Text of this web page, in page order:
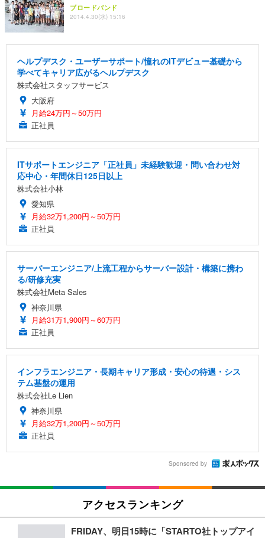
ブロードバンド
2014.4.30(水) 15:16
ヘルプデスク・ユーザーサポート/憧れのITデビュー基礎から
学べてキャリア広がるヘルプデスク
株式会社スタッフサービス
大阪府
月給24万円～50万円
正社員
ITサポートエンジニア「正社員」未経験歓迎・問い合わせ対
応中心・年間休日125日以上
株式会社小林
愛知県
月給32万1,200円～50万円
正社員
サーバーエンジニア/上流工程からサーバー設計・構築に携わ
る/研修充実
株式会社Meta Sales
神奈川県
月給31万1,900円～60万円
正社員
インフラエンジニア・長期キャリア形成・安心の待遇・シス
テム基盤の運用
株式会社Le Lien
神奈川県
月給32万1,200円～50万円
正社員
Sponsored by
アクセスランキング
FRIDAY、明日15時に「STARTO社トップアイ